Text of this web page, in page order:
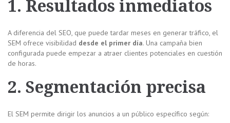
1. Resultados inmediatos
A diferencia del SEO, que puede tardar meses en generar tráfico, el
SEM ofrece visibilidad desde el primer día. Una campaña bien
configurada puede empezar a atraer clientes potenciales en cuestión
de horas.
2. Segmentación precisa
El SEM permite dirigir los anuncios a un público específico según: